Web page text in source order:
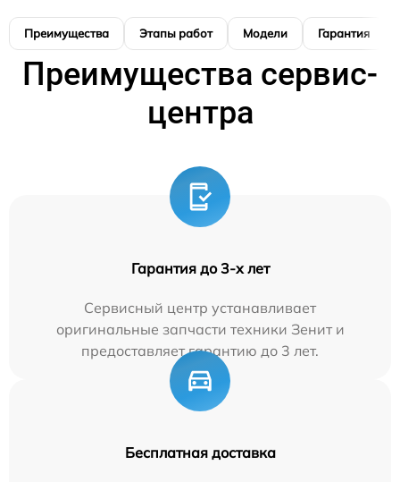
Преимущества Этапы работ Модели Гарантия
Преимущества сервис-
центра
Гарантия до 3-х лет
Сервисный центр устанавливает
оригинальные запчасти техники Зенит и
предоставляет гарантию до 3 лет.
Бесплатная доставка